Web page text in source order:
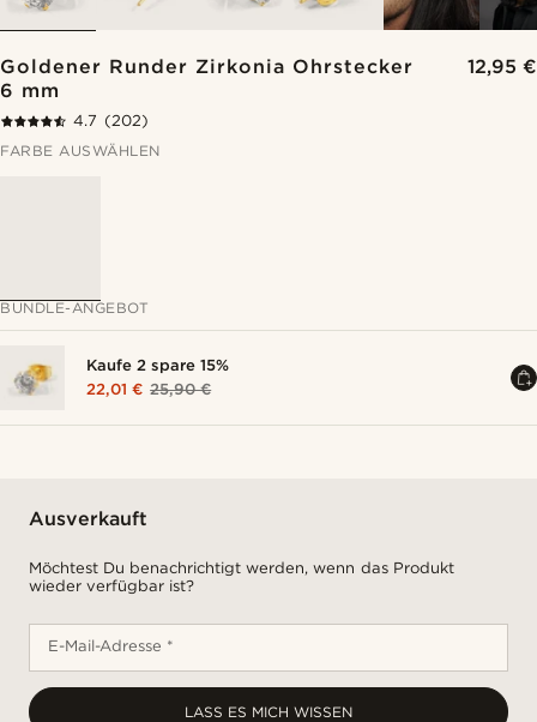
Goldener Runder Zirkonia Ohrstecker
6 mm
12,95 €
4.7 (202)
FARBE AUSWÄHLEN
BUNDLE-ANGEBOT
Kaufe 2 spare 15%
22,01 € 25,90 €
Ausverkauft
Möchtest Du benachrichtigt werden, wenn das Produkt
wieder verfügbar ist?
E-Mail-Adresse *
LASS ES MICH WISSEN